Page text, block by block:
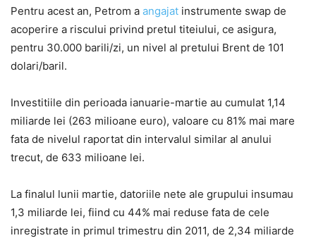
Pentru acest an, Petrom a angajat instrumente swap de
acoperire a riscului privind pretul titeiului, ce asigura,
pentru 30.000 barili/zi, un nivel al pretului Brent de 101
dolari/baril.
Investitiile din perioada ianuarie-martie au cumulat 1,14
miliarde lei (263 milioane euro), valoare cu 81% mai mare
fata de nivelul raportat din intervalul similar al anului
trecut, de 633 milioane lei.
La finalul lunii martie, datoriile nete ale grupului insumau
1,3 miliarde lei, fiind cu 44% mai reduse fata de cele
inregistrate in primul trimestru din 2011, de 2,34 miliarde